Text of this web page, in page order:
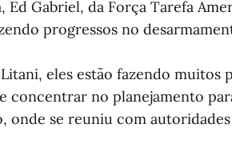
Ed Gabriel, da Força Tarefa
progressos no
eles estão fazendo muitos
concentrar no planejamento
onde se reuniu com autoridades